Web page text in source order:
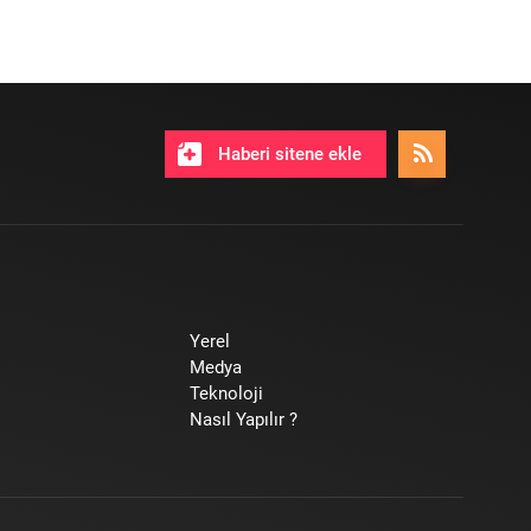
Haberi sitene ekle
Yerel
Medya
Teknoloji
Nasıl Yapılır ?